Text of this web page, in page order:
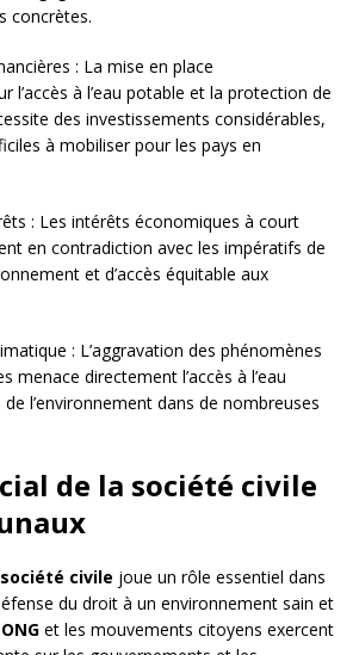
concrètes.
: La mise en place
l’accès à l’eau potable et la protection de
des investissements considérables,
à mobiliser pour les pays en
: Les intérêts économiques à court
en contradiction avec les impératifs de
et d’accès équitable aux
: L’aggravation des phénomènes
menace directement l’accès à l’eau
l’environnement dans de nombreuses
de la société civile
société civile joue un rôle essentiel dans
du droit à un environnement sain et
ONG et les mouvements citoyens exercent